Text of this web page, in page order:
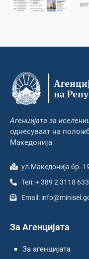
Агенцијата за
однесуваат на
Македонија
ул.Македонија бр.
Тел: + 389 2 3118 633
Email:
За Агенцијата
За агенцијата